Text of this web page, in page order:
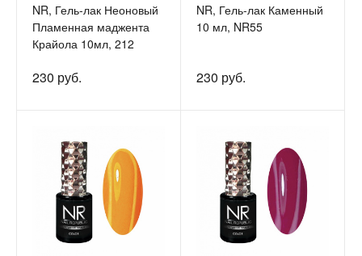
NR, Гель-лак Неоновый
Пламенная маджента
Крайола 10мл, 212
230 руб.
NR, Гель-лак Каменный
10 мл, NR55
230 руб.